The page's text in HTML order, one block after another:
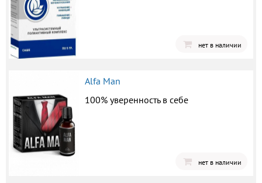
нет в наличии
Alfa Man
100% уверенность в себе
нет в наличии